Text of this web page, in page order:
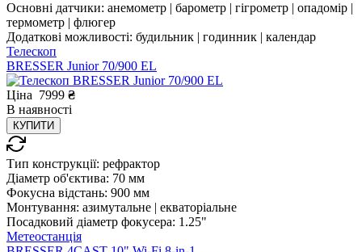
Основні датчики: анемометр | барометр | гігрометр | опадомір |
термометр | флюгер
Додаткові можливості: будильник | годинник | календар
Телескоп
BRESSER Junior 70/900 EL
Ціна 7999 ₴
В наявності
КУПИТИ
Тип конструкції: рефрактор
Діаметр об'єктива: 70 мм
Фокусна відстань: 900 мм
Монтування: азимутальне | екваторіальне
Посадковий діаметр фокусера: 1.25"
Метеостанція